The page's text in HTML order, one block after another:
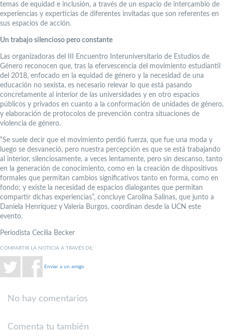
temas de equidad e inclusión, a través de un espacio de intercambio de
experiencias y experticias de diferentes invitadas que son referentes en
sus espacios de acción.
Un trabajo silencioso pero constante
Las organizadoras del III Encuentro Interuniversitario de Estudios de
Género reconocen que, tras la efervescencia del movimiento estudiantil
del 2018, enfocado en la equidad de género y la necesidad de una
educación no sexista, es necesario relevar lo que está pasando
concretamente al interior de las universidades y en otro espacios
públicos y privados en cuanto a la conformación de unidades de género,
y elaboración de protocolos de prevención contra situaciones de
violencia de género.
“Se suele decir que el movimiento perdió fuerza, que fue una moda y
luego se desvaneció, pero nuestra percepción es que se está trabajando
al interior, silenciosamente, a veces lentamente, pero sin descanso, tanto
en la generación de conocimiento, como en la creación de dispositivos
formales que permitan cambios significativos tanto en forma, como en
fondo; y existe la necesidad de espacios dialogantes que permitan
compartir dichas experiencias”, concluye Carolina Salinas, que junto a
Daniela Henríquez y Valeria Burgos, coordinan desde la UCN este
evento.
Periodista Cecilia Becker
COMPARTIR LA NOTICIA A TRAVÉS DE:
Enviar a un amigo
No hay comentarios
Comenta tu también